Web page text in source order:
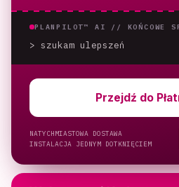
PLANPILOT™ AI // KOŃCOWE
> szukam ulepszeń
Przejdź do
NATYCHMIASTOWA DOSTAWA
INSTALACJA JEDNYM DOTKNIĘCIEM